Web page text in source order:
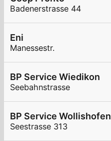
Badenerstrasse 44
Eni
Manessestr.
BP Service Wiedikon
Seebahnstrasse
BP Service Wollishofen
Seestrasse 313